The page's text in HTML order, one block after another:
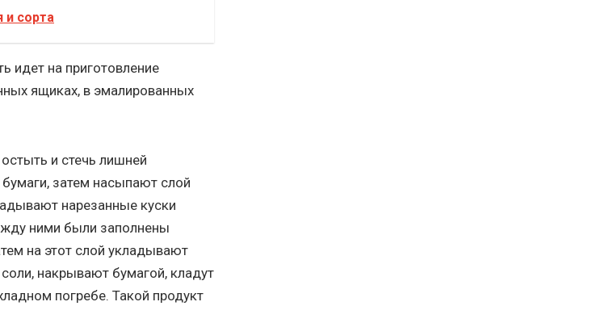
и сорта
идет на приготовление
ящиках, в эмалированных
и стечь лишней
затем насыпают слой
нарезанные куски
ними были заполнены
на этот слой укладывают
накрывают бумагой, кладут
погребе. Такой продукт